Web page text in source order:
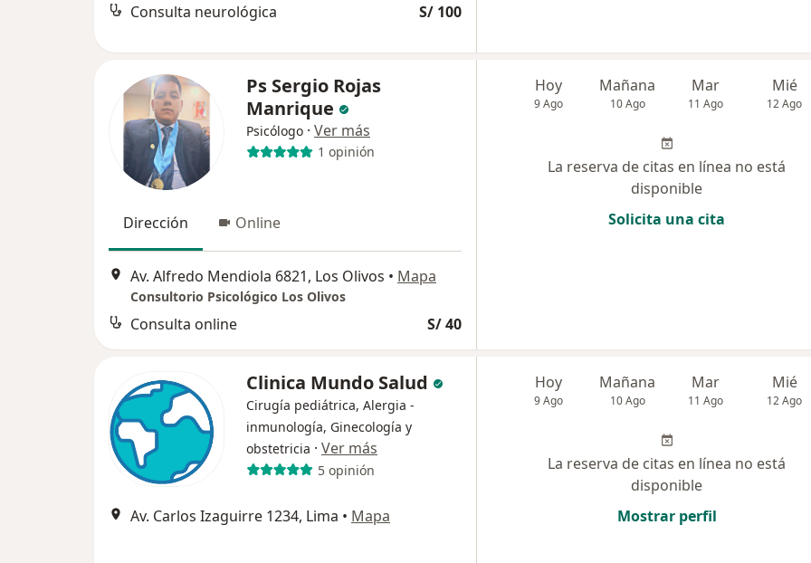
Consulta neurológica S/ 100
Ps Sergio Rojas
Manrique
Psicólogo · Ver más
1 opinión
Dirección Online
Av. Alfredo Mendiola 6821, Los Olivos • Mapa
Consultorio Psicológico Los Olivos
Consulta online S/ 40
Hoy
9 Ago
Mañana
10 Ago
Mar
11 Ago
Mié
12 Ago
La reserva de citas en línea no está
disponible
Solicita una cita
Clinica Mundo Salud
Cirugía pediátrica, Alergia -
inmunología, Ginecología y
obstetricia · Ver más
5 opinión
Av. Carlos Izaguirre 1234, Lima • Mapa
Hoy
9 Ago
Mañana
10 Ago
Mar
11 Ago
Mié
12 Ago
La reserva de citas en línea no está
disponible
Mostrar perfil